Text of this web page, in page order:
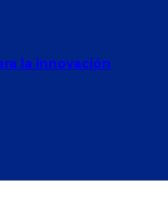
la innovación